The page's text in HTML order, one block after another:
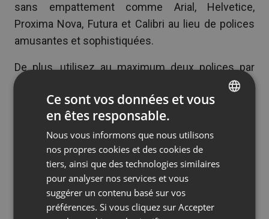
sans empattement comme Arial, Helvetice,
Proxima Nova, Futura et Calibri au lieu de polices
amusantes et sophistiquées.
De plus, utilisez au maximum deux polices par
diapositive et adaptez vos polices àvotre
contenu.
Par exemple, si votre présentation porte sur un
nouveau produit excitant que votre entreprise
lancera prochainement, vous pouvez utiliser la
police Oswald pour le titre et Lato pour le texte.
Les deux sont des polices sans empattement qui
vont bien ensemble et peuvent ajouter une touche
FRENCH
GERMAN
Ce sont vos données et vous
en êtes responsable.
Nous vous informons que nous utilisons
nos propres cookies et des cookies de
tiers, ainsi que des technologies similaires
pour analyser nos services et vous
suggérer un contenu basé sur vos
préférences. Si vous cliquez sur Accepter